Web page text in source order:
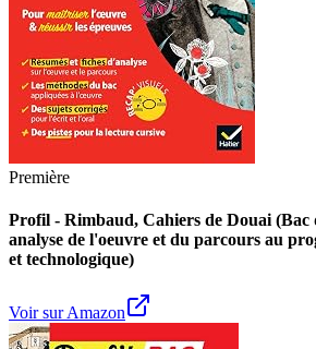
Première
Profil - Rimbaud, Cahiers de Douai (Bac
analyse de l'oeuvre et du parcours au
et technologique)
Voir sur Amazon